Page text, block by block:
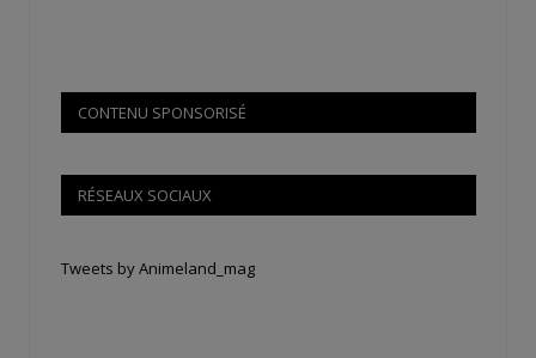
CONTENU SPONSORISÉ
RÉSEAUX SOCIAUX
Tweets by Animeland_mag